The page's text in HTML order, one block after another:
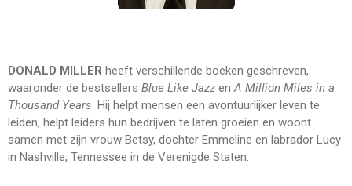
DONALD MILLER heeft verschillende boeken geschreven,
waaronder de bestsellers Blue Like Jazz enA Million Miles in a
Thousand Years. Hij helpt mensen een avontuurlijker leven te
leiden, helpt leiders hun bedrijven te laten groeien en woont
samen met zijn vrouw Betsy, dochter Emmeline en labrador Lucy
in Nashville, Tennessee in de Verenigde Staten.